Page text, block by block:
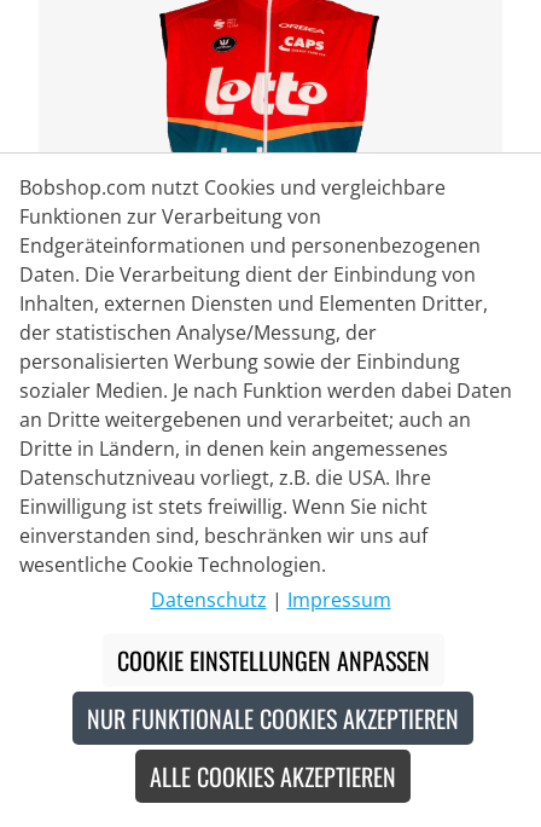
VERMARC
LOTTO DSTNY Windweste 2024
46,95 € 66,95 € #
Bobshop.com nutzt Cookies und vergleichbare
Funktionen zur Verarbeitung von
Endgeräteinformationen und personenbezogenen
Daten. Die Verarbeitung dient der Einbindung von
Inhalten, externen Diensten und Elementen Dritter,
der statistischen Analyse/Messung, der
personalisierten Werbung sowie der Einbindung
sozialer Medien. Je nach Funktion werden dabei Daten
an Dritte weitergebenen und verarbeitet; auch an
Dritte in Ländern, in denen kein angemessenes
Datenschutzniveau vorliegt, z.B. die USA. Ihre
Einwilligung ist stets freiwillig. Wenn Sie nicht
einverstanden sind, beschränken wir uns auf
wesentliche Cookie Technologien.
Datenschutz | Impressum
COOKIE EINSTELLUNGEN ANPASSEN
NUR FUNKTIONALE COOKIES AKZEPTIEREN
ALLE COOKIES AKZEPTIEREN